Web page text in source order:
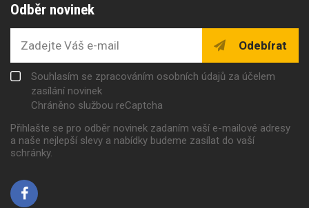
Odběr novinek
Odebírat
Souhlasím se zpracováním osobních údajů za účelem
zasílání novinek
Chráněno službou reCaptcha
Přihlašte se pro odběr novinek zadaním vaší e-mailové adresy
a naše nejlepší slevy a nabídky budeme zasílat do vaší
schránky.